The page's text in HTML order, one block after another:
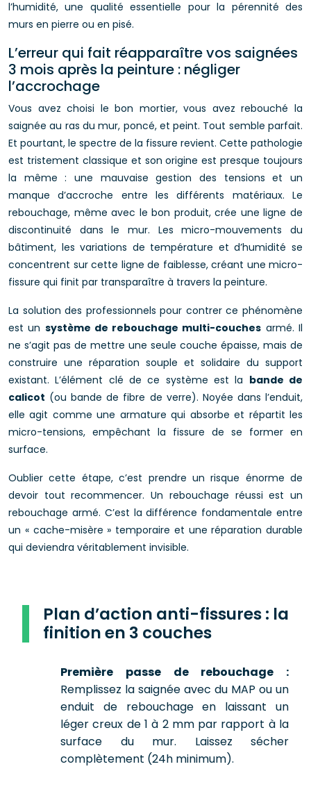
l’humidité, une qualité essentielle pour la pérennité des
murs en pierre ou en pisé.
L’erreur qui fait réapparaître vos saignées
3 mois après la peinture : négliger
l’accrochage
Vous avez choisi le bon mortier, vous avez rebouché la
saignée au ras du mur, poncé, et peint. Tout semble parfait.
Et pourtant, le spectre de la fissure revient. Cette pathologie
est tristement classique et son origine est presque toujours
la même : une mauvaise gestion des tensions et un
manque d’accroche entre les différents matériaux. Le
rebouchage, même avec le bon produit, crée une ligne de
discontinuité dans le mur. Les micro-mouvements du
bâtiment, les variations de température et d’humidité se
concentrent sur cette ligne de faiblesse, créant une micro-
fissure qui finit par transparaître à travers la peinture.
La solution des professionnels pour contrer ce phénomène
est un système de rebouchage multi-couches armé. Il
ne s’agit pas de mettre une seule couche épaisse, mais de
construire une réparation souple et solidaire du support
existant. L’élément clé de ce système est la bande de
calicot (ou bande de fibre de verre). Noyée dans l’enduit,
elle agit comme une armature qui absorbe et répartit les
micro-tensions, empêchant la fissure de se former en
surface.
Oublier cette étape, c’est prendre un risque énorme de
devoir tout recommencer. Un rebouchage réussi est un
rebouchage armé. C’est la différence fondamentale entre
un « cache-misère » temporaire et une réparation durable
qui deviendra véritablement invisible.
Plan d’action anti-fissures : la
finition en 3 couches
Première passe de rebouchage :
Remplissez la saignée avec du MAP ou un
enduit de rebouchage en laissant un
léger creux de 1 à 2 mm par rapport à la
surface du mur. Laissez sécher
complètement (24h minimum).